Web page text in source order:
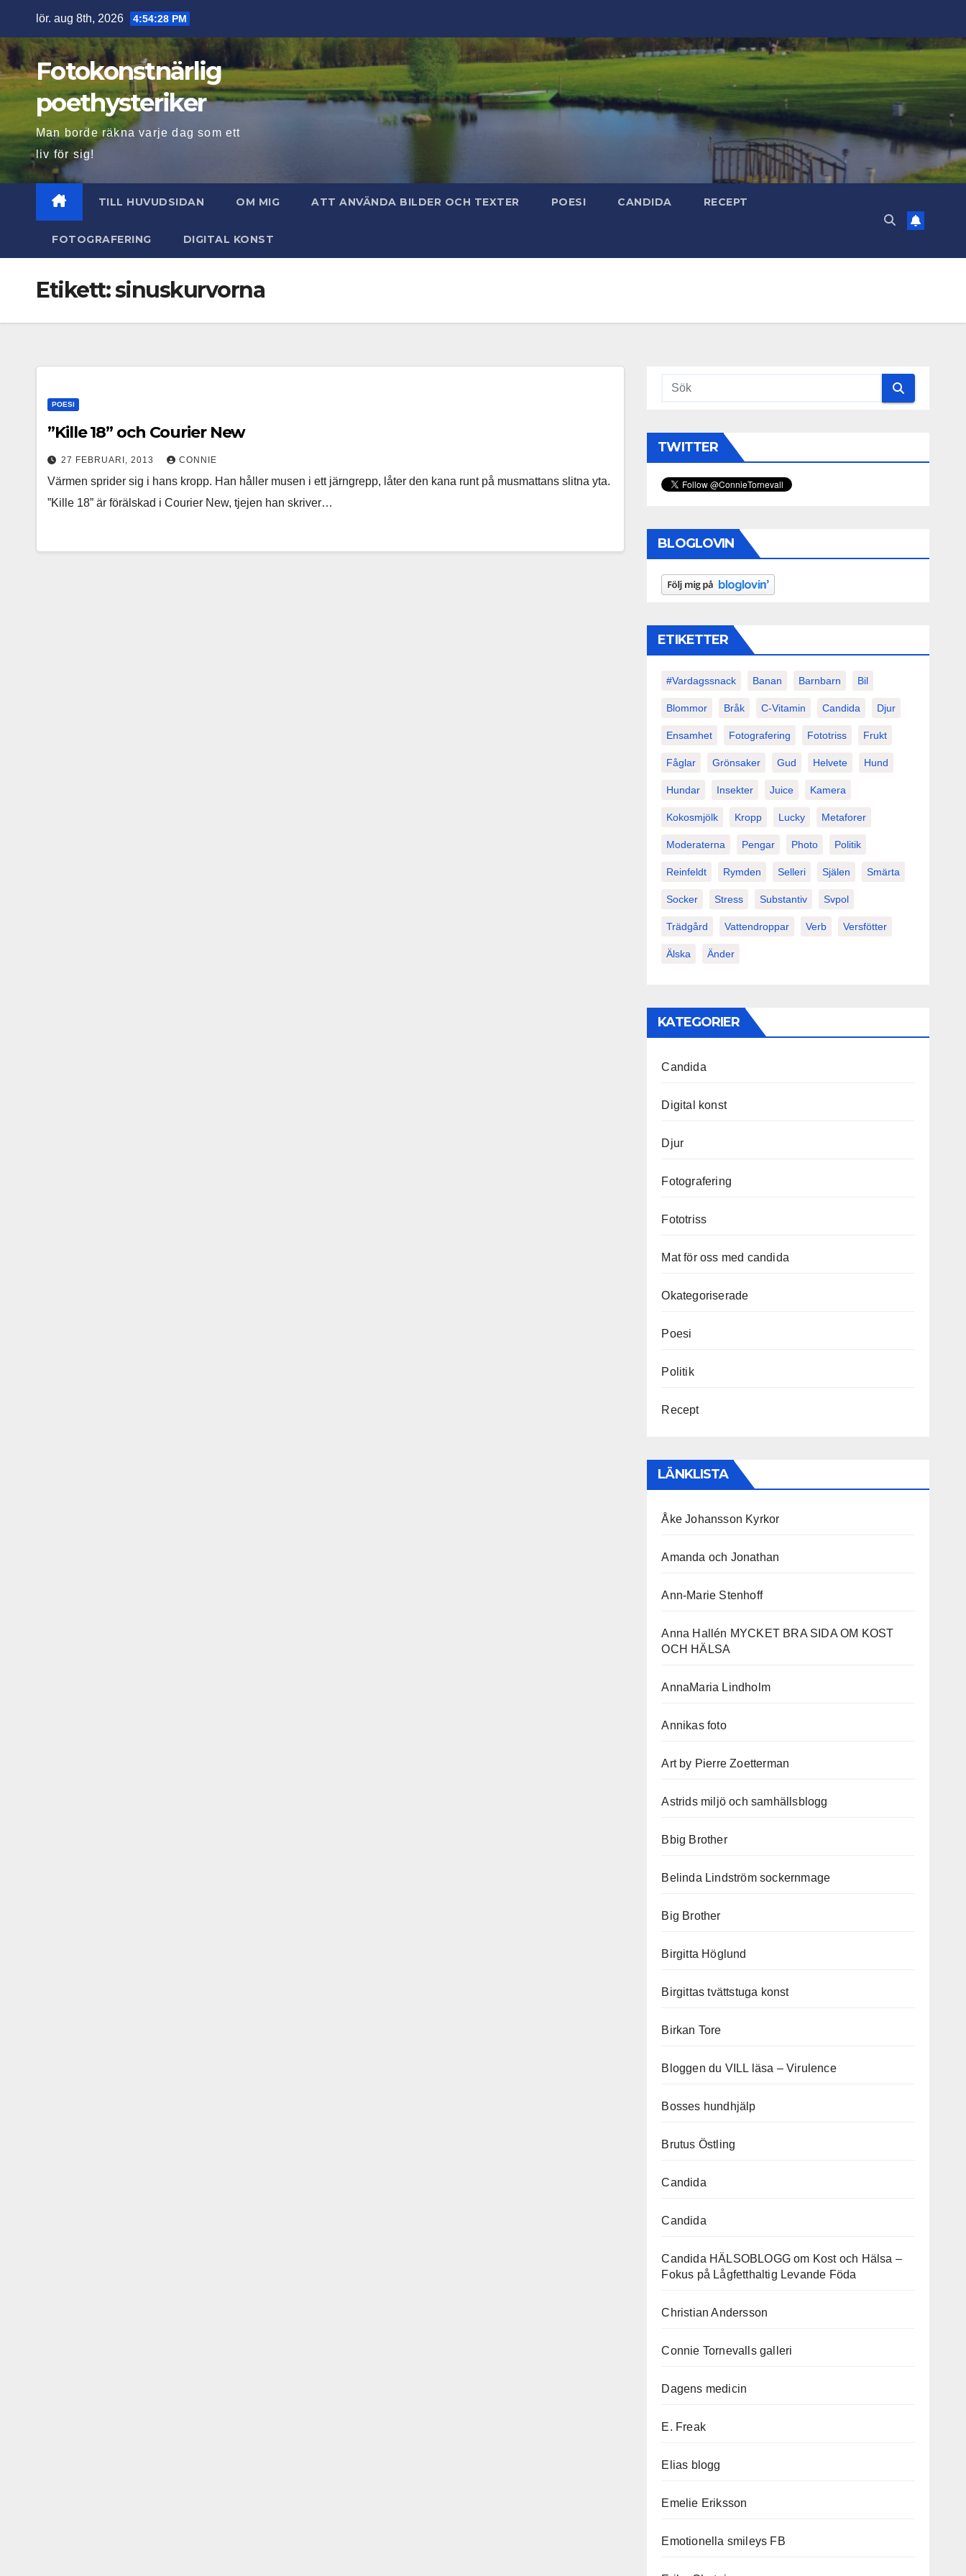
innehåll
lör. aug 8th, 2026 4:54:29 PM
Fotokonstnärlig
poethysteriker
Man borde räkna varje dag som ett
liv för sig!
TILL HUVUDSIDAN OM MIG ATT ANVÄNDA BILDER OCH TEXTER POESI CANDIDA RECEPT
FOTOGRAFERING DIGITAL KONST
Etikett:sinuskurvorna
POESI
”Kille 18” och Courier New
27 FEBRUARI, 2013 CONNIE
Värmen sprider sig i hans kropp. Han håller musen i ett järngrepp, låter den kana runt på musmattans slitna yta.
”Kille 18” är förälskad i Courier New, tjejen han skriver…
TWITTER
BLOGLOVIN
ETIKETTER
#vardagssnack Banan Barnbarn Bil
Blommor Bråk C-Vitamin Candida Djur
Ensamhet Fotografering Fototriss Frukt
Fåglar Grönsaker Gud Helvete Hund
Hundar Insekter Juice Kamera
Kokosmjölk Kropp Lucky Metaforer
Moderaterna Pengar Photo Politik
Reinfeldt Rymden Selleri Själen Smärta
Socker Stress Substantiv Svpol
Trädgård Vattendroppar Verb Versfötter
Älska Änder
KATEGORIER
Candida
Digital konst
Djur
Fotografering
Fototriss
Mat för oss med candida
Okategoriserade
Poesi
Politik
Recept
LÄNKLISTA
Åke Johansson Kyrkor
Amanda och Jonathan
Ann-Marie Stenhoff
Anna Hallén MYCKET BRA SIDA OM KOST
OCH HÄLSA
AnnaMaria Lindholm
Annikas foto
Art by Pierre Zoetterman
Astrids miljö och samhällsblogg
Bbig Brother
Belinda Lindström sockernmage
Big Brother
Birgitta Höglund
Birgittas tvättstuga konst
Birkan Tore
Bloggen du VILL läsa – Virulence
Bosses hundhjälp
Brutus Östling
Candida
Candida
Candida HÄLSOBLOGG om Kost och Hälsa –
Fokus på Lågfetthaltig Levande Föda
Christian Andersson
Connie Tornevalls galleri
Dagens medicin
E. Freak
Elias blogg
Emelie Eriksson
Emotionella smileys FB